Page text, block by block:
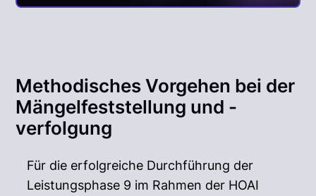
Methodisches Vorgehen bei der
Mängelfeststellung und -
verfolgung
Für die erfolgreiche Durchführung der
Leistungsphase 9 im Rahmen der HOAI